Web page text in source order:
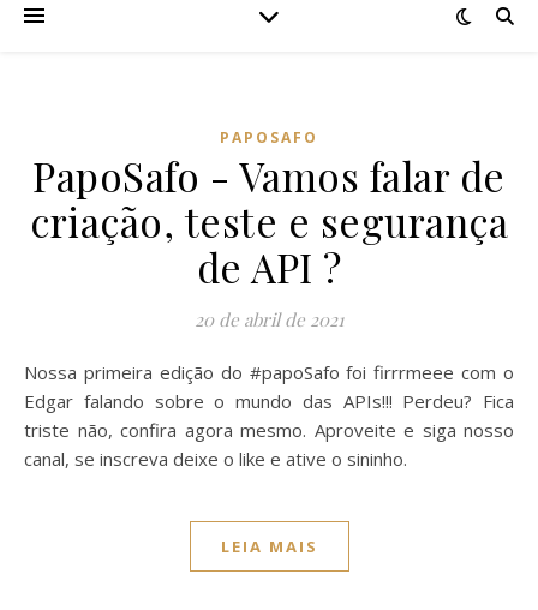
PAPOSAFO
PapoSafo - Vamos falar de
criação, teste e segurança
de API ?
20 de abril de 2021
Nossa primeira edição do #papoSafo foi firrrmeee com o
Edgar falando sobre o mundo das APIs!!! Perdeu? Fica
triste não, confira agora mesmo. Aproveite e siga nosso
canal, se inscreva deixe o like e ative o sininho.
LEIA MAIS